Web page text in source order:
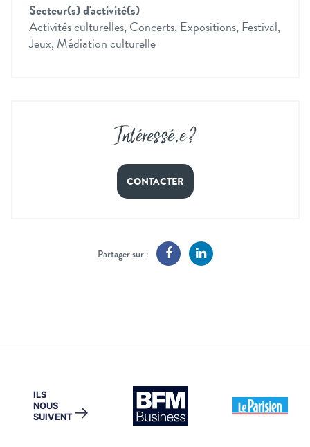
Secteur(s) d'activité(s)
Activités culturelles, Concerts, Expositions, Festival,
Jeux, Médiation culturelle
Intéressé.e ?
CONTACTER
Partager sur :
ILS
NOUS
SUIVENT →